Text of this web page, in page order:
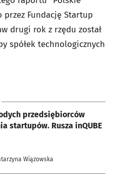
przez Fundację Startup
drugi rok z rzędu został
spółek technologicznych
przedsiębiorców
Rusza inQUBE
Wiązowska